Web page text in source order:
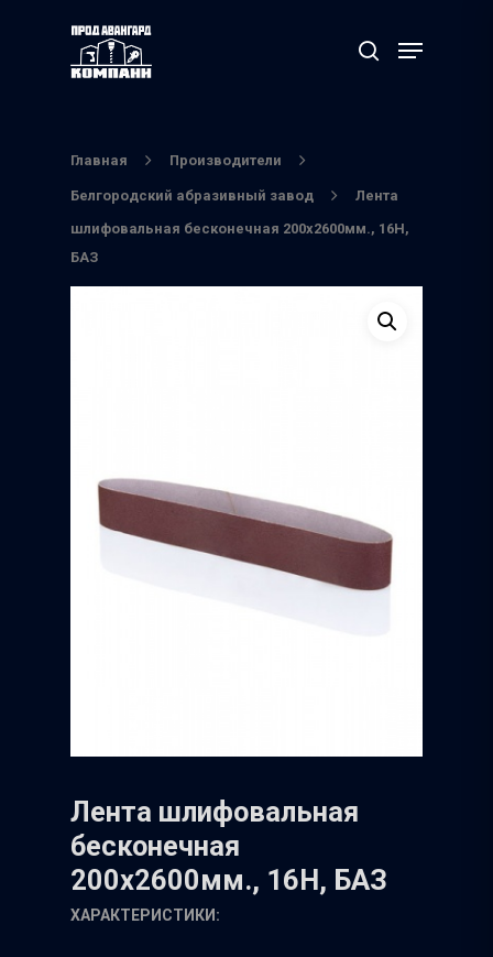
Главная Производители
Белгородский абразивный завод
Лента
шлифовальная бесконечная 200х2600мм., 16Н,
БАЗ
Лента шлифовальная
бесконечная
200х2600мм., 16Н, БАЗ
ХАРАКТЕРИСТИКИ: